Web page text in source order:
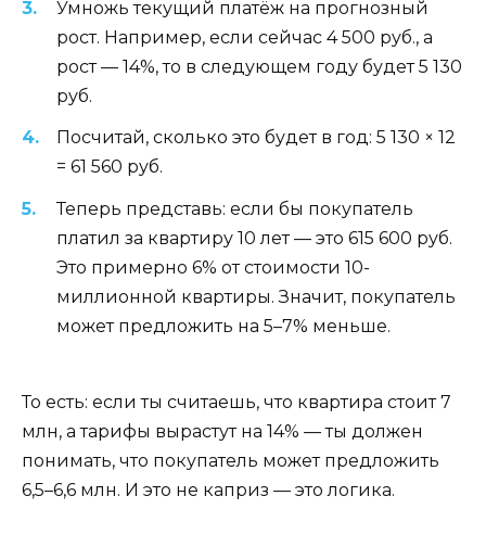
Умножь текущий платёж на прогнозный
рост. Например, если сейчас 4 500 руб., а
рост — 14%, то в следующем году будет 5 130
руб.
Посчитай, сколько это будет в год: 5 130 × 12
= 61 560 руб.
Теперь представь: если бы покупатель
платил за квартиру 10 лет — это 615 600 руб.
Это примерно 6% от стоимости 10-
миллионной квартиры. Значит, покупатель
может предложить на 5–7% меньше.
То есть: если ты считаешь, что квартира стоит 7
млн, а тарифы вырастут на 14% — ты должен
понимать, что покупатель может предложить
6,5–6,6 млн. И это не каприз — это логика.